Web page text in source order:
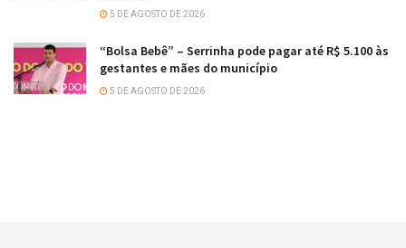
5 DE AGOSTO DE 2026
“Bolsa Bebê” – Serrinha pode pagar até R$ 5.100 às
gestantes e mães do município
5 DE AGOSTO DE 2026